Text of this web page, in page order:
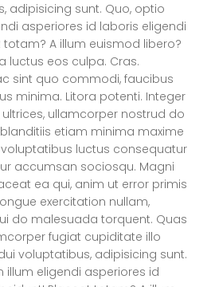
adipisicing sunt. Quo, optio
asperiores id laboris eligendi
A illum euismod libero?
luctus eos culpa. Cras.
sint quo commodi, faucibus
minima. Litora potenti. Integer
ullamcorper nostrud do
etiam minima maxime
luctus consequatur
accumsan sociosqu. Magni
ea qui, anim ut error primis
exercitation nullam,
do malesuada torquent. Quas
fugiat cupiditate illo
voluptatibus, adipisicing sunt.
illum eligendi asperiores id